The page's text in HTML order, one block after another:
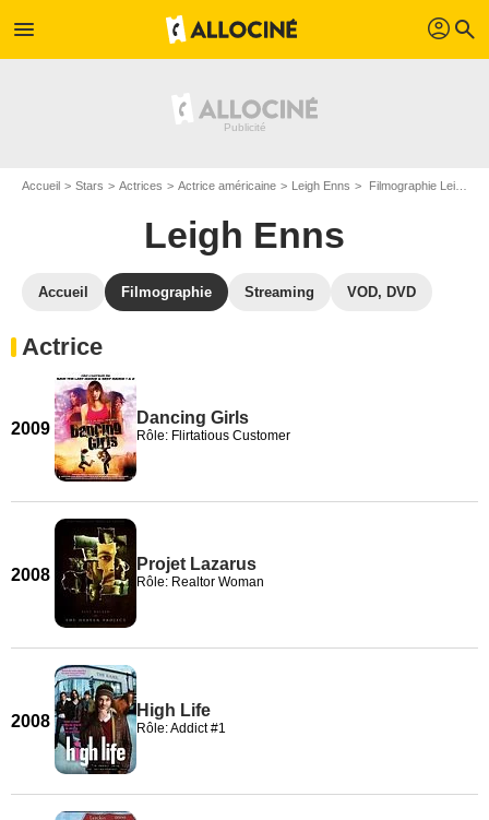
menu profil search
Accueil Stars Actrices Actrice américaine Leigh Enns Filmographie Leigh Enns
Leigh Enns
Accueil Filmographie Streaming VOD, DVD
Actrice
2009
Dancing Girls
Rôle: Flirtatious Customer
2008
Projet Lazarus
Rôle: Realtor Woman
2008
High Life
Rôle: Addict #1